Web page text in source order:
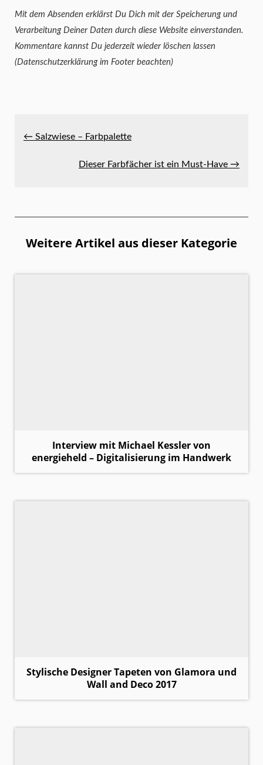
Mit dem Absenden erklärst Du Dich mit der Speicherung und
Verarbeitung Deiner Daten durch diese Website einverstanden.
Kommentare kannst Du jederzeit wieder löschen lassen
(Datenschutzerklärung im Footer beachten)
← Salzwiese – Farbpalette
Dieser Farbfächer ist ein Must-Have →
Weitere Artikel aus dieser Kategorie
Interview mit Michael Kessler von
energieheld – Digitalisierung im Handwerk
Stylische Designer Tapeten von Glamora und
Wall and Deco 2017